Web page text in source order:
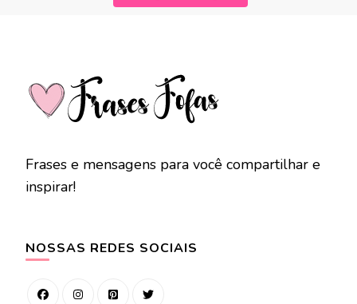
Frases e mensagens para você compartilhar e
inspirar!
NOSSAS REDES SOCIAIS